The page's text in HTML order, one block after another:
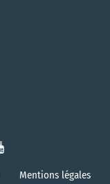
Mentions légales